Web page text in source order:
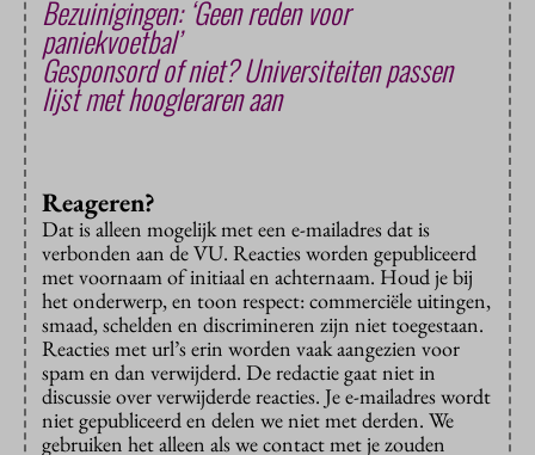
Bezuinigingen: ‘Geen reden voor
paniekvoetbal’
Gesponsord of niet? Universiteiten passen
lijst met hoogleraren aan
Reageren?
Dat is alleen mogelijk met een e-mailadres dat is
verbonden aan de VU. Reacties worden gepubliceerd
met voornaam of initiaal en achternaam. Houd je bij
het onderwerp, en toon respect: commerciële uitingen,
smaad, schelden en discrimineren zijn niet toegestaan.
Reacties met url’s erin worden vaak aangezien voor
spam en dan verwijderd. De redactie gaat niet in
discussie over verwijderde reacties. Je e-mailadres wordt
niet gepubliceerd en delen we niet met derden. We
gebruiken het alleen als we contact met je zouden